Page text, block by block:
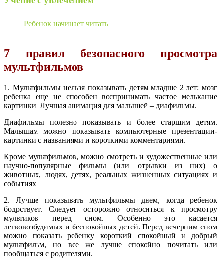
Ребенок начинает читать
7 правил безопасного просмотра
мультфильмов
1. Мультфильмы нельзя показывать детям младше 2 лет: мозг
ребенка еще не способен воспринимать частое мелькание
картинки. Лучшая анимация для малышей – диафильмы.
Диафильмы полезно показывать и более старшим детям.
Малышам можно показывать компьютерные презентации-
картинки с названиями и короткими комментариями.
Кроме мультфильмов, можно смотреть и художественные или
научно-популярные фильмы (или отрывки из них) о
животных, людях, детях, реальных жизненных ситуациях и
событиях.
2. Лучше показывать мультфильмы днем, когда ребенок
бодрствует. Следует осторожно относиться к просмотру
мультиков перед сном. Особенно это касается
легковозбудимых и беспокойных детей. Перед вечерним сном
можно показать ребенку короткий спокойный и добрый
мультфильм, но все же лучше спокойно почитать или
пообщаться с родителями.